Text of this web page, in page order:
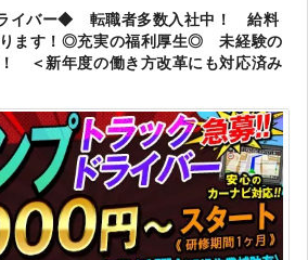
イバー◆ 転職者多数入社中！ 給料
ります！◎充実の福利厚生◎ 未経験の
＜新年度の働き方改革にも対応済み